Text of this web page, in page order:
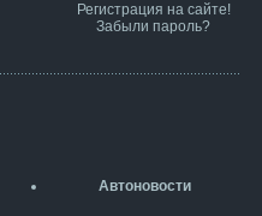
era124
7 июля 2026
разболтовка 5х114.3 спокойно
А здесь уже кладбищенская
Регистрация на сайте!
Забыли пароль?
Автоновости